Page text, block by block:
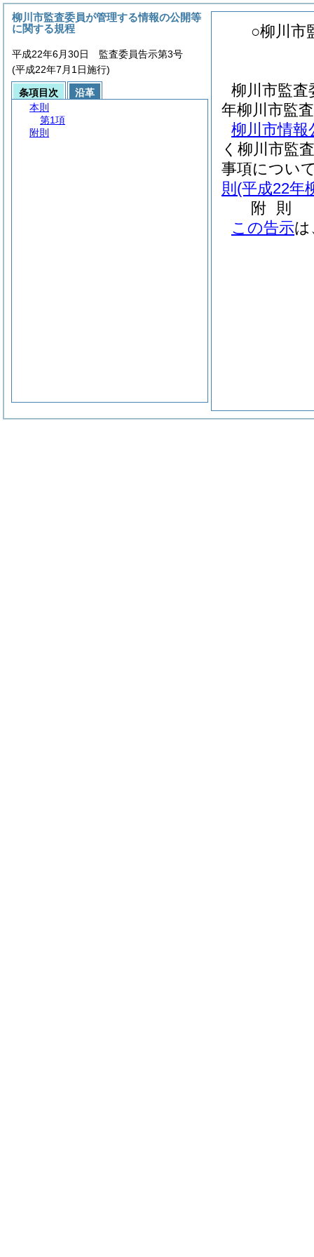
○柳川市
柳川市監査
年柳川市監
柳川市情報
く柳川市監
事項につい
則 (平成22年
附 則
この告示は
柳川市監査委員が管理する情報の公開等
に関する規程
平成22年6月30日 監査委員告示第3号
(平成22年7月1日施行)
条項目次
沿革
本則
第1項
附則